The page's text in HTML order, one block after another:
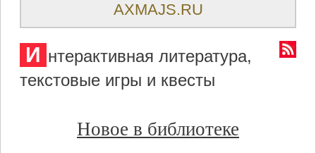
AXMAJS.RU
И нтерактивная литература,
текстовые игры и квесты
Новое в библиотеке